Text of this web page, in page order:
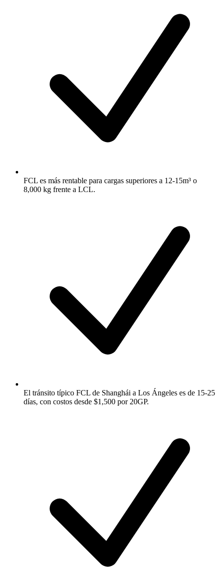
FCL es más rentable para cargas superiores a 12-15m³ o
8,000 kg frente a LCL.
El tránsito típico FCL de Shanghái a Los Ángeles es de 15-25
días, con costos desde $1,500 por 20GP.